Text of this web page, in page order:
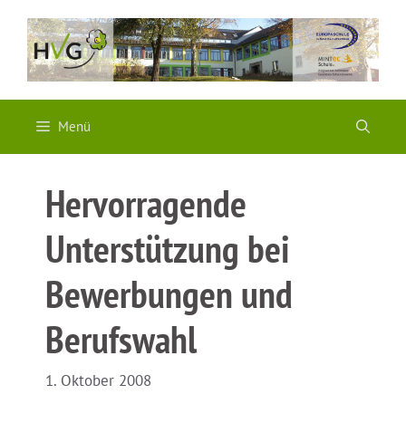
Inhalt
springen
Menü
Hervorragende
Unterstützung bei
Bewerbungen und
Berufswahl
1. Oktober 2008